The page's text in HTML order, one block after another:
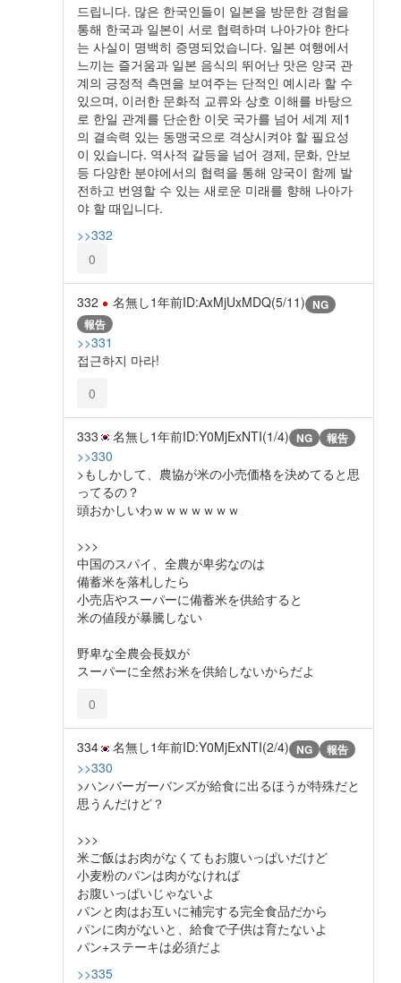
드립니다. 많은 한국인들이 일본을 방문한 경험을
통해 한국과 일본이 서로 협력하며 나아가야 한다
는 사실이 명백히 증명되었습니다. 일본 여행에서
느끼는 즐거움과 일본 음식의 뛰어난 맛은 양국 관
계의 긍정적 측면을 보여주는 단적인 예시라 할 수
있으며, 이러한 문화적 교류와 상호 이해를 바탕으
로 한일 관계를 단순한 이웃 국가를 넘어 세계 제1
의 결속력 있는 동맹국으로 격상시켜야 할 필요성
이 있습니다. 역사적 갈등을 넘어 경제, 문화, 안보
등 다양한 분야에서의 협력을 통해 양국이 함께 발
전하고 번영할 수 있는 새로운 미래를 향해 나아가
야 할 때입니다.
>>332
0
332 名無し1年前ID:AxMjUxMDQ(5/11) NG
報告
>>331
접근하지 마라!
0
333 名無し1年前ID:Y0MjExNTI(1/4) NG 報告
>>330
>もしかして、農協が米の小売価格を決めてると思
ってるの？
頭おかしいわｗｗｗｗｗｗｗ
>>>
中国のスパイ、全農が卑劣なのは
備蓄米を落札したら
小売店やスーパーに備蓄米を供給すると
米の値段が暴騰しない
野卑な全農会長奴が
スーパーに全然お米を供給しないからだよ
0
334 名無し1年前ID:Y0MjExNTI(2/4) NG 報告
>>330
>ハンバーガーバンズが給食に出るほうが特殊だと
思うんだけど？
>>>
米ご飯はお肉がなくてもお腹いっぱいだけど
小麦粉のパンは肉がなければ
お腹いっぱいじゃないよ
パンと肉はお互いに補完する完全食品だから
パンに肉がないと、給食で子供は育たないよ
パン+ステーキは必須だよ
>>335